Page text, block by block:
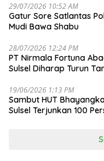
29/07/2026 10:52 AM
Gatur Sore Satlantas
Mudi Bawa Shabu
28/07/2026 12:24 PM
PT Nirmala Fortuna
Sulsel Diharap Turun
19/06/2026 1:13 PM
Sambut HUT
Sulsel Terjunkan 100